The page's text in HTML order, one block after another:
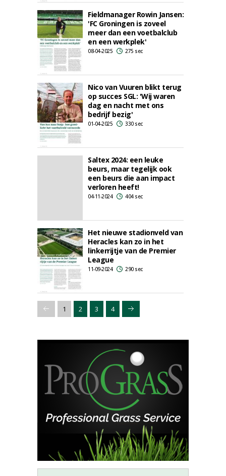
Fieldmanager Rowin Jansen:
'FC Groningen is zoveel
meer dan een voetbalclub
en een werkplek'
08-04-2025 275 sec
Nico van Vuuren blikt terug
op succes SGL: 'Wij waren
dag en nacht met ons
bedrijf bezig'
01-04-2025 330 sec
Saltex 2024: een leuke
beurs, maar tegelijk ook
een beurs die aan impact
verloren heeft!
04-11-2024 404 sec
Het nieuwe stadionveld van
Heracles kan zo in het
linkerrijtje van de Premier
League
11-09-2024 290 sec
1 2 3 4